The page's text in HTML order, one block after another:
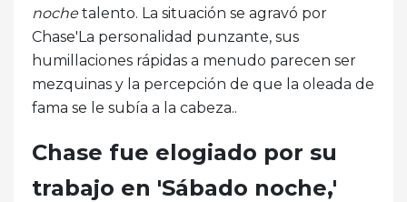
nochetalento. La situación se agravó por
Chase'La personalidad punzante, sus
humillaciones rápidas a menudo parecen ser
mezquinas y la percepción de que la oleada de
fama se le subía a la cabeza..
Chase fue elogiado por su
trabajo en 'Sábado noche,'